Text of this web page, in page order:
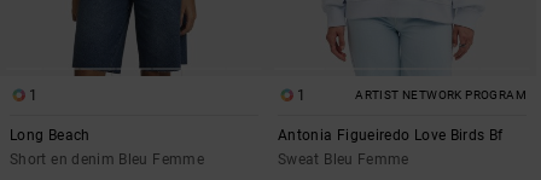
1
Long Beach
Short en denim Bleu Femme
1 ARTIST NETWORK PROGRAM
Antonia Figueiredo Love Birds Bf
Sweat Bleu Femme